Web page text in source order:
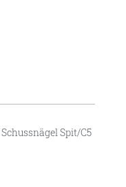
Schussnägel Spit/C5